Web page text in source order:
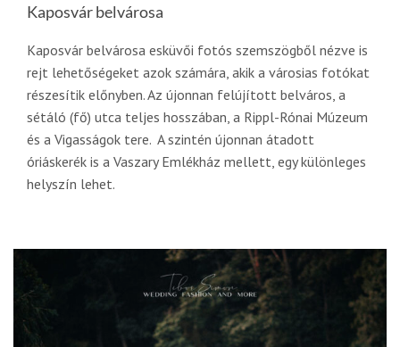
Kaposvár belvárosa
Kaposvár belvárosa esküvői fotós szemszögből nézve is
rejt lehetőségeket azok számára, akik a városias fotókat
részesítik előnyben. Az újonnan felújított belváros, a
sétáló (fő) utca teljes hosszában, a Rippl-Rónai Múzeum
és a Vigasságok tere. A szintén újonnan átadott
óriáskerék is a Vaszary Emlékház mellett, egy különleges
helyszín lehet.